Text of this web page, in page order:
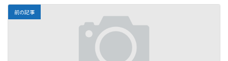
前の記事